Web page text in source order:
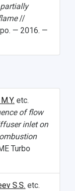
//
— 2016. —
etc.
of flow
inlet on
Turbo
S.S. etc.